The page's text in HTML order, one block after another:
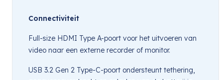
Connectiviteit
Full-size HDMI Type A-poort voor het uitvoeren van
video naar een externe recorder of monitor.
USB 3.2 Gen 2 Type-C-poort ondersteunt tethering,